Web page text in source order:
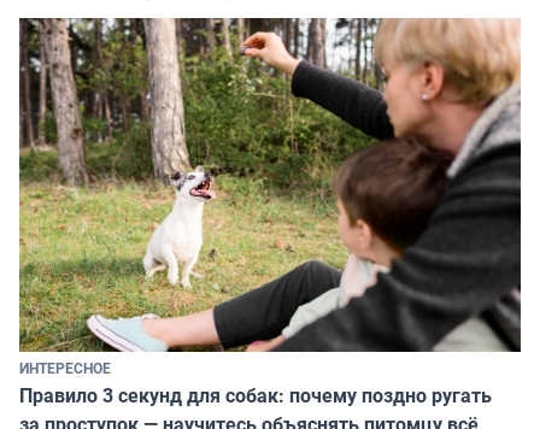
ИНТЕРЕСНОЕ
Правило 3 секунд для собак: почему поздно ругать